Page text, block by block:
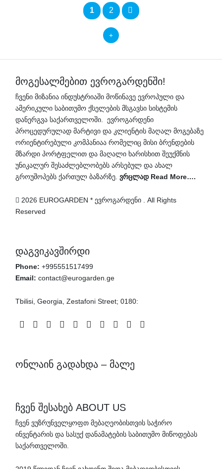
1 2
მოგესალმებით ევროგარდენში!
ჩვენი მიზანია ინდუსტრიაში მოწინავე ევროპული და
ამერიკული საბითუმო ქსელების მსგავსი სისტემის
დანერგვა საქართველოში. ევროგარდენი
პროცედურულად მარტივი და კლიენტის მაღალ მოგებაზე
ორიენტირებული კომპანიაა რომელიც მისი ბრენდების
მზარდი პორტფელით და მაღალი ხარისხით შეუქმნის
უნიკალურ შესაძლებლობებს არსებულ და ახალ
გროუშოპებს ქართულ ბაზარზე. ვრცლად Read More….
2026 EUROGARDEN * ევროგარდენი . All Rights
Reserved
დაგვიკავშირდი
Phone: +995551517499
Email: contact@eurogarden.ge
Tbilisi, Georgia, Zestafoni Street; 0180:
Facebook
Instagram
TwitterPinterestTelegramWhatsapp
PatreonLinkedinYoutube
ონლაინ გადახდა – მალე
ჩვენ შესახებ ABOUT US
ჩვენ ვუზრუნველყოფთ მებაღეობისთვის საჭირო
ინვენტარის და სასუქ დანამატების საბითუმო მიწოდებას
საქართველოში.